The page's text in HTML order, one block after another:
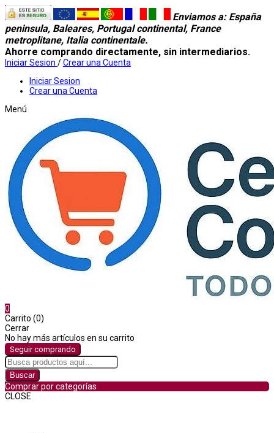
Enviamos a: España
peninsula, Baleares, Portugal continental, France
metroplitane, Italia continentale.
Ahorre comprando directamente, sin intermediarios.
Iniciar Sesion /Crear una Cuenta
Iniciar Sesion
Crear una Cuenta
Menú
0
Carrito (0)
Cerrar
No hay más artículos en su carrito
Seguir comprando
Buscar
Comprar por categorías
CLOSE